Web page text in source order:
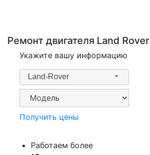
Ремонт двигателя Land Rover
Укажите вашу информацию
Land-Rover
Получить цены
Работаем более